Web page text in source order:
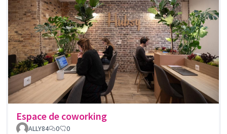
Espace de coworking
ALLY84 0 0